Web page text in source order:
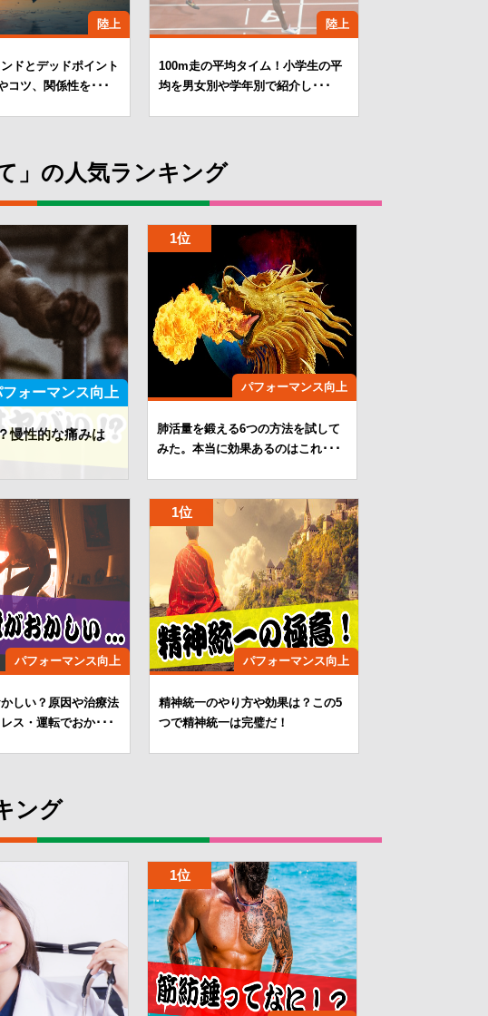
陸上
ドとデッドポイント
コツ、関係性を･･･
陸上
100m走の平均タイム！小学生の平
均を男女別や学年別で紹介し･･･
」の人気ランキング
フォーマンス向上
慢性的な痛みは
パフォーマンス向上
肺活量を鍛える6つの方法を試して
みた。本当に効果あるのはこれ･･･
パフォーマンス向上
しい？原因や治療法
ス・運転でおか･･･
パフォーマンス向上
精神統一のやり方や効果は？この5
つで精神統一は完璧だ！
ング